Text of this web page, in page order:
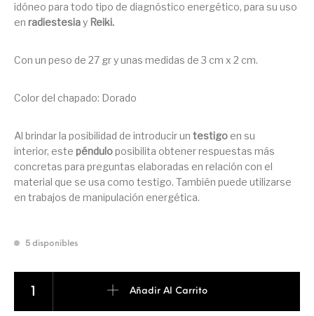
idóneo para todo tipo de diagnóstico energético, para su uso
enradiestesiay Reiki.
Con un peso de 27 gr y unas medidas de 3 cm x 2 cm.
Color del chapado: Dorado
Al brindar la posibilidad de introducir un testigo en su
interior, estepénduloposibilita obtener respuestas más
concretas para preguntas elaboradas en relación con el
material que se usa como testigo. También puede utilizarse
en trabajos de manipulación energética.
5 disponibles
Añadir Al Carrito